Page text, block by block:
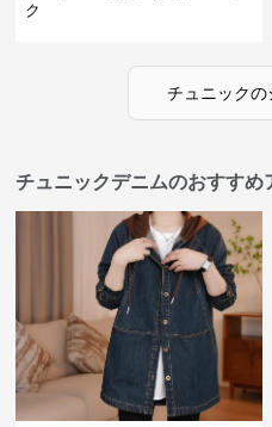
ク
チュニックの
チュニックデニムのおすすめ